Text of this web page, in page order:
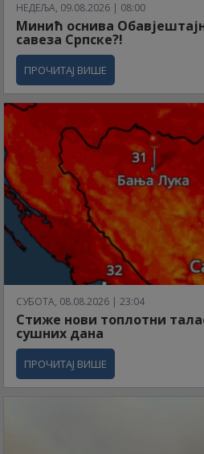
НЕДЕЉА, 09.08.2026 | 08:00
Минић оснива
савеза Српске?!
ПРОЧИТАЈ ВИШЕ
СУБОТА, 08.08.2026 | 23:04
Стиже нови топлотни
сушних дана
ПРОЧИТАЈ ВИШЕ